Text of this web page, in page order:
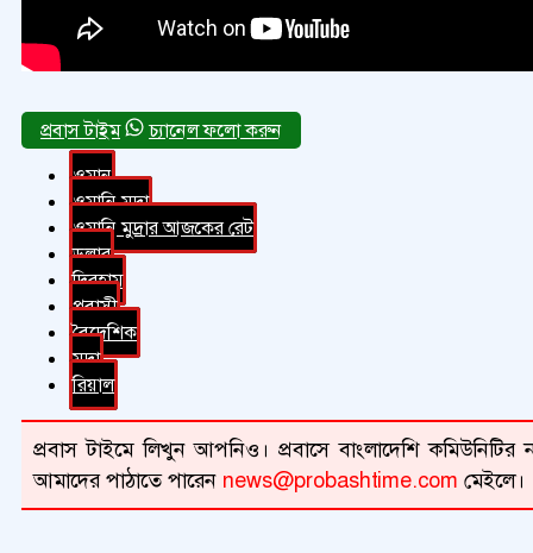
চ্যানেল ফলো করুন
ওমান
ওমানি মুদ্রা
ওমানি মুদ্রার আজকের রেট
ডলার
দিরহাম
প্রবাসী
বৈদেশিক
মুদ্রা
রিয়াল
প্রবাস টাইমে লিখুন আপনিও। প্রবাসে বাংলাদেশি
আমাদের পাঠাতে পারেন news@probashtime.com মেইলে।